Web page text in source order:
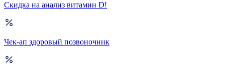
Скидка на анализ витамин D!
Чек-ап здоровый позвоночник